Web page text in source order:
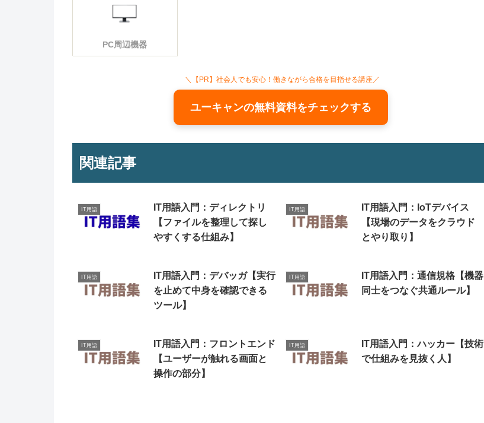
PC周辺機器
＼【PR】社会人でも安心！働きながら合格を目指せる講座／
ユーキャンの無料資料をチェックする
関連記事
IT用語
IT用語入門：ディレクトリ
【ファイルを整理して探し
やすくする仕組み】
IT用語
IT用語入門：IoTデバイス
【現場のデータをクラウド
とやり取り】
IT用語
IT用語入門：デバッガ【実行
を止めて中身を確認できる
ツール】
IT用語
IT用語入門：通信規格【機器
同士をつなぐ共通ルール】
IT用語
IT用語入門：フロントエンド
【ユーザーが触れる画面と
操作の部分】
IT用語
IT用語入門：ハッカー【技術
で仕組みを見抜く人】